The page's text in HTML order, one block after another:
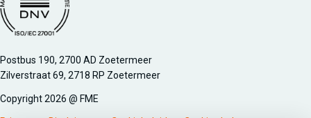
Managementsyteem certificatie DNV iso/iec 27001
Postbus 190, 2700 AD Zoetermeer
Zilverstraat 69, 2718 RP Zoetermeer
Copyright 2026 @ FME